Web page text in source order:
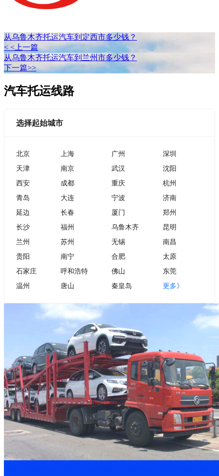
从乌鲁木齐托运汽车到定西市多少钱？
< <上一篇
从乌鲁木齐托运汽车到兰州市多少钱？
下一篇>>
汽车托运线路
选择起始城市
北京 上海 广州
深圳
天津
南京 武汉
沈阳
西安
成都 重庆
杭州
青岛
大连 宁波
济南
延边
长春 厦门
郑州
长沙
福州 乌鲁木齐
昆明
兰州
苏州 无锡
南昌
贵阳
南宁 合肥
太原
石家庄
呼和浩特 佛山
东莞
温州
唐山 秦皇岛 更多》